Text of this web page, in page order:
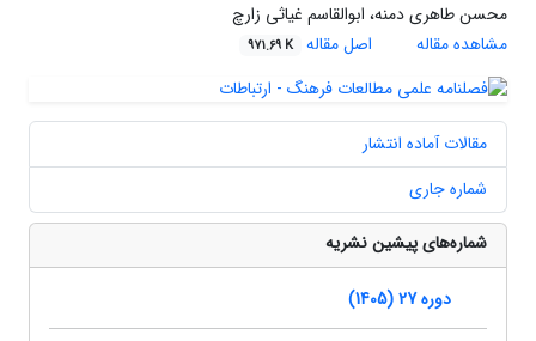
محسن طاهری دمنه، ابوالقاسم غیاثی زارچ
مشاهده مقاله
اصل مقاله 971.69 K
مقالات آماده انتشار
شماره جاری
شماره‌های پیشین نشریه
دوره 27 (1405)